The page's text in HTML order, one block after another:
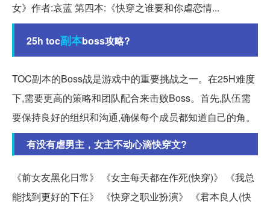
女》作者:哀蓝 第四本:《快穿之谁要和你虐恋情...
25h toc副本boss攻略?
TOC副本的Boss战是游戏中的重要挑战之一。在25H难度
下,需要更高的策略和团队配合来击败Boss。首先,队伍需
要保持良好的组织和沟通,确保每个成员都知道自己的角。
有没有虐男主，女主不动心滴快穿文?
《前女友黑化日常》 《女主每天都在作死(快穿)》 《我总
能找到更好的下任》 《快穿之职业扮演》 《君本良人(快